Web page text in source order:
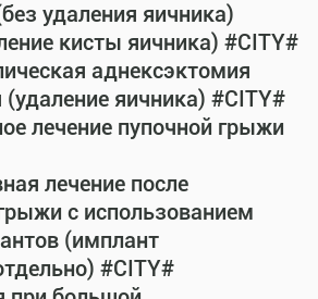
удаления яичника)
кисты яичника) #CITY#
аднексэктомия
яичника) #CITY#
лечение пупочной грыжи
лечение после
с использованием
(имплант
#CITY#